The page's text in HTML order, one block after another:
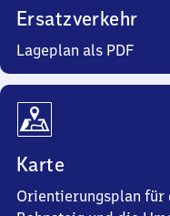
Ersatzverkehr
Lageplan als PDF
Karte
Orientierungsplan für